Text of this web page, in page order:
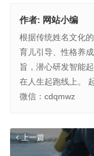
作者: 网站小编
根据传统姓名文化
育儿引导、性格养
旨，潜心研发智能
在人生起跑线上。
微信：cdqmwz
上一篇